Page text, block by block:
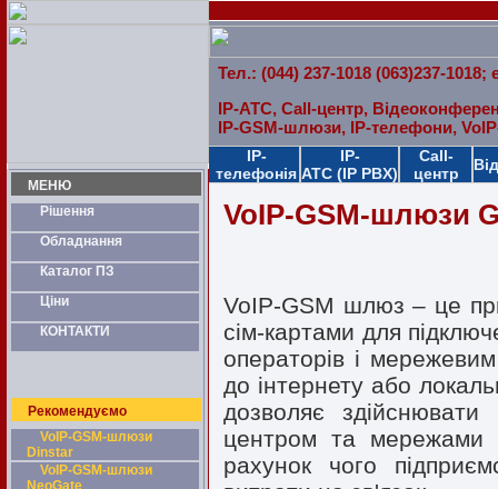
МЕНЮ
Рішення
Обладнання
Каталог ПЗ
Ціни
КОНТАКТИ
Рекомендуємо
VoIP-GSM-шлюзи
Dinstar
VoIP-GSM-шлюзи
NeoGate
Тел.: (044) 237-1018 (063)237-
IP-АТС, Call-центр,
IP-GSM-шлюзи, IP-телефони,
IP-
телефонія
IP-
АТС (IP PBX)
Call-
центр
VoIP-GSM-шлюзи
VoIP-GSM шлюз – це
сім-картами для
операторів і
до інтернету або
дозволяє
центром та мережами
рахунок чого